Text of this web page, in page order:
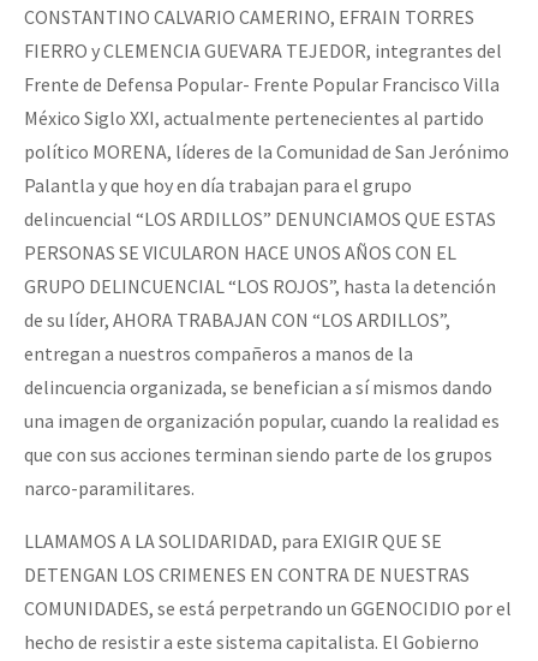
CONSTANTINO CALVARIO CAMERINO, EFRAIN TORRES
FIERRO y CLEMENCIA GUEVARA TEJEDOR, integrantes del
Frente de Defensa Popular- Frente Popular Francisco Villa
México Siglo XXI, actualmente pertenecientes al partido
político MORENA, líderes de la Comunidad de San Jerónimo
Palantla y que hoy en día trabajan para el grupo
delincuencial “LOS ARDILLOS” DENUNCIAMOS QUE ESTAS
PERSONAS SE VICULARON HACE UNOS AÑOS CON EL
GRUPO DELINCUENCIAL “LOS ROJOS”, hasta la detención
de su líder, AHORA TRABAJAN CON “LOS ARDILLOS”,
entregan a nuestros compañeros a manos de la
delincuencia organizada, se benefician a sí mismos dando
una imagen de organización popular, cuando la realidad es
que con sus acciones terminan siendo parte de los grupos
narco-paramilitares.
LLAMAMOS A LA SOLIDARIDAD, para EXIGIR QUE SE
DETENGAN LOS CRIMENES EN CONTRA DE NUESTRAS
COMUNIDADES, se está perpetrando un GGENOCIDIO por el
hecho de resistir a este sistema capitalista. El Gobierno